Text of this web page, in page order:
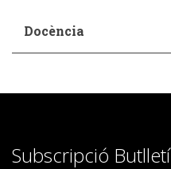
Docència
Subscripció Butlletí